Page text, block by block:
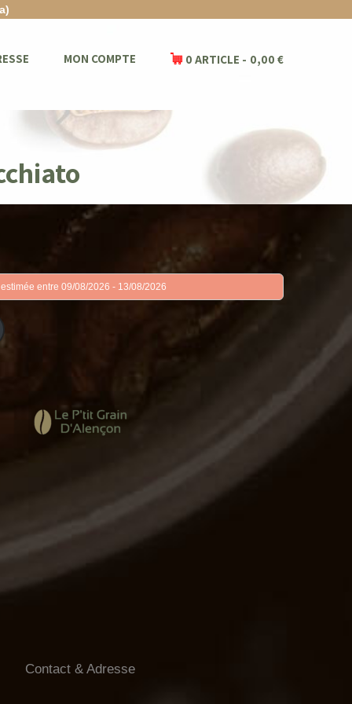
MON COMPTE 0 ARTICLE 0,00 €
entre 09/08/2026 - 13/08/2026
Contact & Adresse